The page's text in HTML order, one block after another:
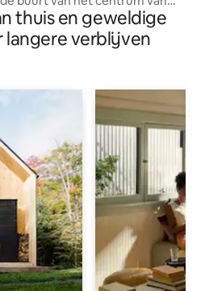
thuis en geweldige
langere verblijven